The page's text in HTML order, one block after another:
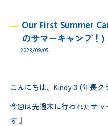
Our First Summer
のサマーキャンプ
2023/09/05
こんにちは、Kindy 3 (年長ク
今回は先週末に行われたサ
す♩